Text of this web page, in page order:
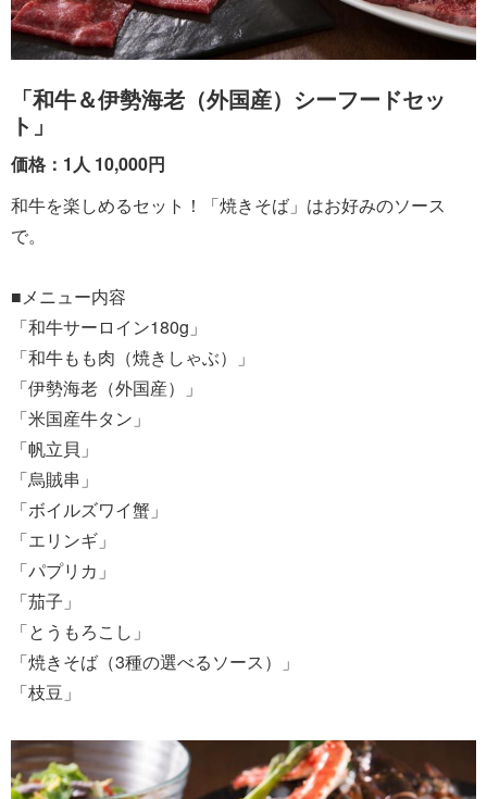
「和牛＆伊勢海老（外国産）シーフードセッ
ト」
価格：1人 10,000円
和牛を楽しめるセット！「焼きそば」はお好みのソース
で。
■メニュー内容
「和牛サーロイン180g」
「和牛もも肉（焼きしゃぶ）」
「伊勢海老（外国産）」
「米国産牛タン」
「帆立貝」
「烏賊串」
「ボイルズワイ蟹」
「エリンギ」
「パプリカ」
「茄子」
「とうもろこし」
「焼きそば（3種の選べるソース）」
「枝豆」